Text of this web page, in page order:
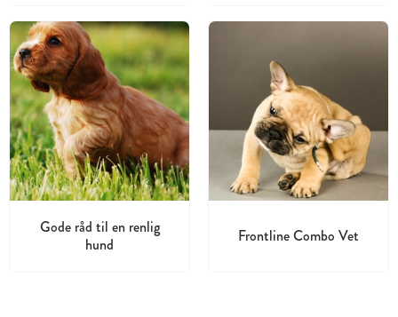
Gode råd til en renlig
hund
Frontline Combo Vet